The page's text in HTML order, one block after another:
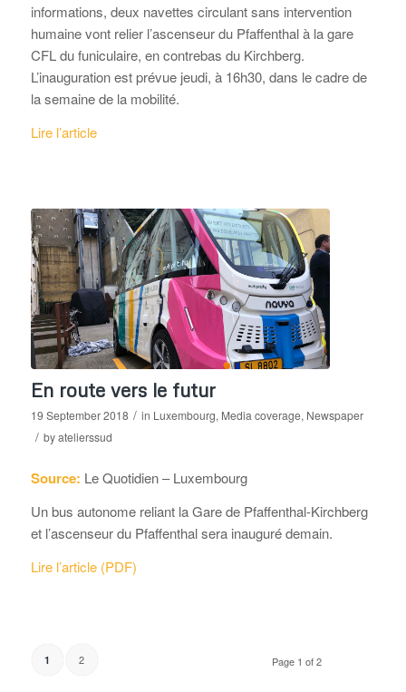
informations, deux navettes circulant sans intervention
humaine vont relier l’ascenseur du Pfaffenthal à la gare
CFL du funiculaire, en contrebas du Kirchberg.
L’inauguration est prévue jeudi, à 16h30, dans le cadre de
la semaine de la mobilité.
Lire l’article
En route vers le futur
19 September 2018 / in Luxembourg, Media coverage, Newspaper
/ byatelierssud
Source: Le Quotidien – Luxembourg
Un bus autonome reliant la Gare de Pfaffenthal-Kirchberg
et l’ascenseur du Pfaffenthal sera inauguré demain.
Lire l’article (PDF)
Page 1 of 2
1 2